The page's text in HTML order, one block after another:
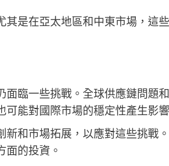
其是在亞太地區和中東市場，這
臨一些挑戰。全球供應鏈問題
能對國際市場的穩定性產生影響
和市場拓展，以應對這些挑戰
面的投資。